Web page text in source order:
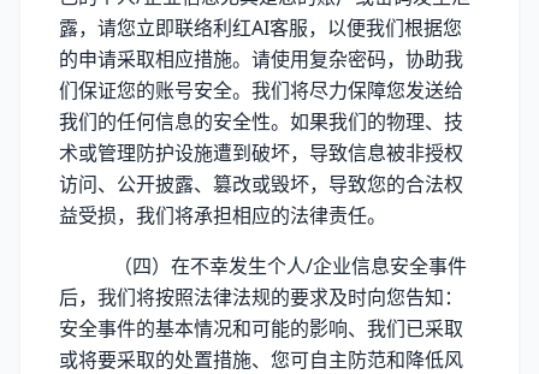
露，请您立即联络利红AI客服，以便我们根据您
的申请采取相应措施。请使用复杂密码，协助我
们保证您的账号安全。我们将尽力保障您发送给
我们的任何信息的安全性。如果我们的物理、技
术或管理防护设施遭到破坏，导致信息被非授权
访问、公开披露、篡改或毁坏，导致您的合法权
益受损，我们将承担相应的法律责任。
（四）在不幸发生个人/企业信息安全事件
后，我们将按照法律法规的要求及时向您告知：
安全事件的基本情况和可能的影响、我们已采取
或将要采取的处置措施、您可自主防范和降低风